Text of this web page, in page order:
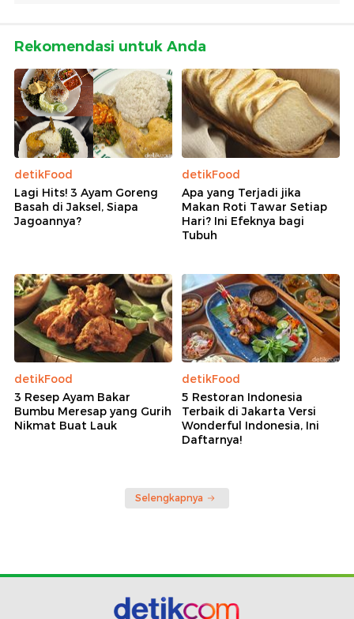
Rekomendasi untuk Anda
detikFood
Lagi Hits! 3 Ayam Goreng
Basah di Jaksel, Siapa
Jagoannya?
detikFood
Apa yang Terjadi jika
Makan Roti Tawar Setiap
Hari? Ini Efeknya bagi
Tubuh
detikFood
3 Resep Ayam Bakar
Bumbu Meresap yang Gurih
Nikmat Buat Lauk
detikFood
5 Restoran Indonesia
Terbaik di Jakarta Versi
Wonderful Indonesia, Ini
Daftarnya!
Selengkapnya